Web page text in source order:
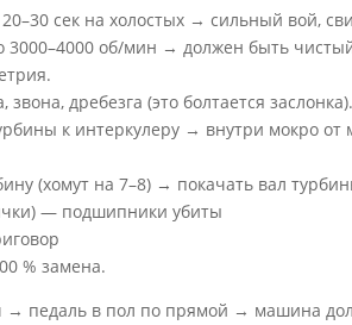
сек на холостых → сильный вой,
3000–4000 об/мин → должен быть
дребезга (это болтается заслонка).
к интеркулеру → внутри мокро
(хомут на 7–8) → покачать вал
— подшипники убиты
% замена.
педаль в пол по прямой → машина